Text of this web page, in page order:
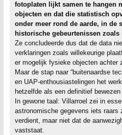
fotoplaten lijkt samen te hangen
objecten en dat die statistisch
onder meer rond de aarde, in de
historische gebeurtenissen zoals
Ze concludeerde dus dat de data
verklaringen zoals willekeurige
er mogelijk fysieke objecten achter
Maar de stap naar “buitenaardse
en UAP-enthousiastelingen het
hetzelfde als een definitief
In gewone taal: Villarroel zei in
astronomische gegevens iets raars
verdient, maar niet dat de
vaststaat.